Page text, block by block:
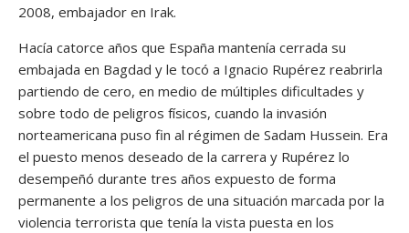
2008, embajador en Irak.
Hacía catorce años que España mantenía cerrada su
embajada en Bagdad y le tocó a Ignacio Rupérez reabrirla
partiendo de cero, en medio de múltiples dificultades y
sobre todo de peligros físicos, cuando la invasión
norteamericana puso fin al régimen de Sadam Hussein. Era
el puesto menos deseado de la carrera y Rupérez lo
desempeñó durante tres años expuesto de forma
permanente a los peligros de una situación marcada por la
violencia terrorista que tenía la vista puesta en los